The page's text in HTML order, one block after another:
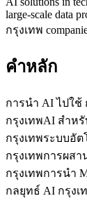
large-scale data
กรุงเทพ
คำหลัก
การนำ AI ไปใช้
กรุงเทพAI สำหรั
กรุงเทพระบบอัต
กรุงเทพการผสา
กรุงเทพการนำ
กลยุทธ์ AI กรุงเ